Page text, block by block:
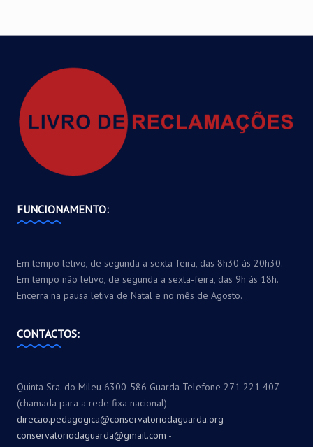
FUNCIONAMENTO:
Em tempo letivo, de segunda a sexta-feira, das 8h30 às 20h30.
Em tempo não letivo, de segunda a sexta-feira, das 9h às 18h.
Encerra na pausa letiva de Natal e no mês de Agosto.
CONTACTOS:
Quinta Sra. do Mileu 6300-586 Guarda Telefone 271 221 407
(chamada para a rede fixa nacional) -
direcao.pedagogica@conservatoriodaguarda.org -
conservatoriodaguarda@gmail.com -